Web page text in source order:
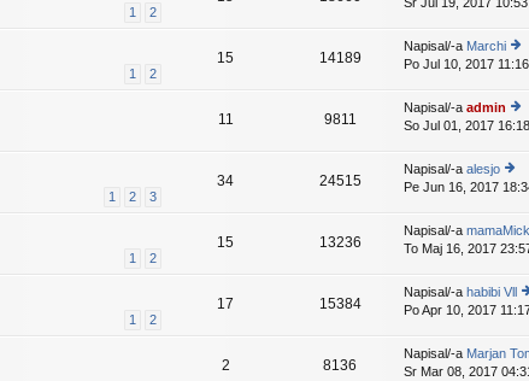
pr
is
p
e
e
k
d
nji
pr
is
p
e
e
1 2
o
ej
z
d
nji
pr
is
p
e
k
Sr Jul 19, 2017 10:53
1 2
15 14189
Napisal/-a Marchi
o
ej
z
d
nji
pr
is
p
e
k
Po Jul 10, 2017 11:16
11 9811
Napisal/-a admin
o
ej
z
d
nji
pr
is
p
e
k
So Jul 01, 2017 16:18
1 2 3
34 24515
Napisal/-a alesjo
o
ej
z
d
nji
pr
is
p
e
Pe Jun 16, 2017
1 2
15 13236
Napisal/-a
To Maj 16, 2017
1 2
17 15384
Napisal/-a habibi Vll
o
ej
z
Po Apr 10, 2017
2 8136
Napisal/-a Marjan
Sr Mar 08, 2017